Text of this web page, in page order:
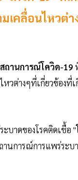
เคลื่อนไหวต่
สถานการณ์โควิด-19
วต่างๆที่เกี่ยวข้องที่
บาดของโรคติดเชื้อ "
นการณ์การแพร่ระบ